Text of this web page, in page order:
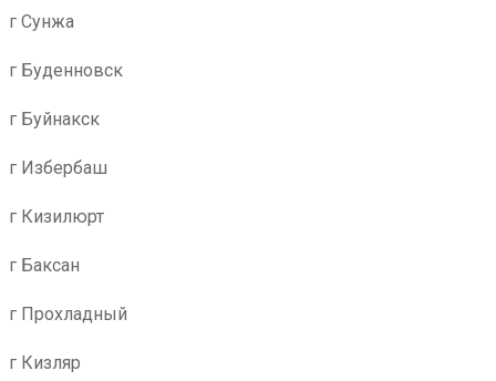
г Сунжа
г Буденновск
г Буйнакск
г Избербаш
г Кизилюрт
г Баксан
г Прохладный
г Кизляр